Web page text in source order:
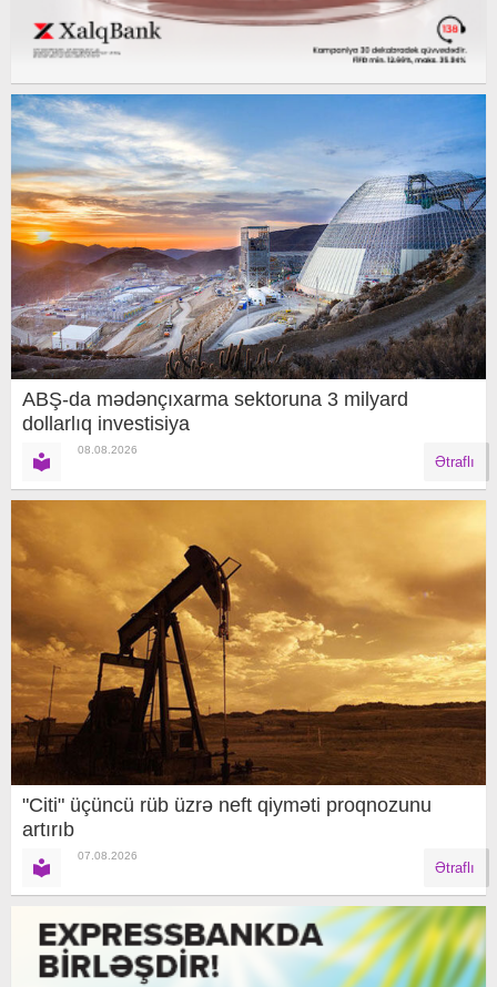
ABŞ-da mədənçıxarma sektoruna 3 milyard
dollarlıq investisiya
08.08.2026
Ətraflı
"Citi" üçüncü rüb üzrə neft qiyməti proqnozunu
artırıb
07.08.2026
Ətraflı